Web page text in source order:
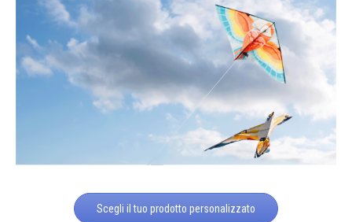
Scegli il tuo prodotto personalizzato